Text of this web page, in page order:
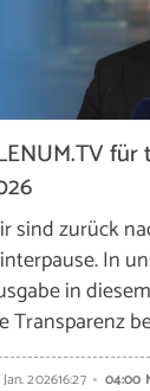
für
sind zurück
In
in
Transparenz
202616:27 04:00